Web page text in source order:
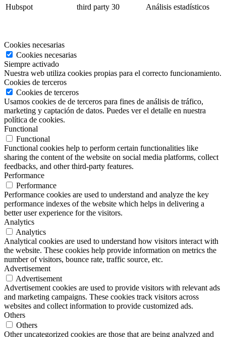
Hubspot
third party 30 Análisis estadísticos
Cookies necesarias
Cookies necesarias
Siempre activado
Nuestra web utiliza cookies propias para el correcto funcionamiento.
Cookies de terceros
Cookies de terceros
Usamos cookies de de terceros para fines de análisis de tráfico,
marketing y captación de datos. Puedes ver el detalle en nuestra
política de cookies.
Functional
Functional
Functional cookies help to perform certain functionalities like
sharing the content of the website on social media platforms, collect
feedbacks, and other third-party features.
Performance
Performance
Performance cookies are used to understand and analyze the key
performance indexes of the website which helps in delivering a
better user experience for the visitors.
Analytics
Analytics
Analytical cookies are used to understand how visitors interact with
the website. These cookies help provide information on metrics the
number of visitors, bounce rate, traffic source, etc.
Advertisement
Advertisement
Advertisement cookies are used to provide visitors with relevant ads
and marketing campaigns. These cookies track visitors across
websites and collect information to provide customized ads.
Others
Others
Other uncategorized cookies are those that are being analyzed and